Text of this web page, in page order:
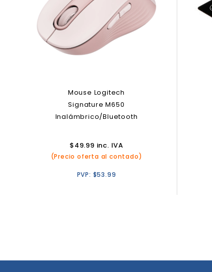
Mouse Logitech
Signature M650
Inalámbrico/Bluetooth
$49.99 inc. IVA
(Precio oferta al contado)
PVP: $53.99